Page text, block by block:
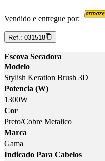
Vendido e entregue por:
Ref.: 031518
Escova Secadora
Modelo
Stylish Keration Brush 3D
Potencia (W)
1300W
Cor
Preto/Cobre Metalico
Marca
Gama
Indicado Para Cabelos